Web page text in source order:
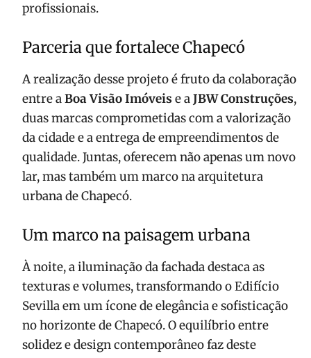
profissionais.
Parceria que fortalece Chapecó
A realização desse projeto é fruto da colaboração
entre aBoa Visão Imóveise aJBW Construções,
duas marcas comprometidas com a valorização
da cidade e a entrega de empreendimentos de
qualidade. Juntas, oferecem não apenas um novo
lar, mas também um marco na arquitetura
urbana de Chapecó.
Um marco na paisagem urbana
À noite, a iluminação da fachada destaca as
texturas e volumes, transformando o Edifício
Sevilla em um ícone de elegância e sofisticação
no horizonte de Chapecó. O equilíbrio entre
solidez e design contemporâneo faz deste